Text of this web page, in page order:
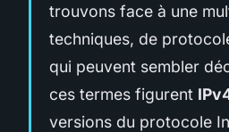
trouvons face à une
techniques, de
qui peuvent sembler
ces termes figurent
versions du protocole